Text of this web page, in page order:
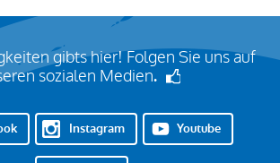
gibts hier! Folgen Sie uns auf
sozialen Medien.
Instagram Youtube